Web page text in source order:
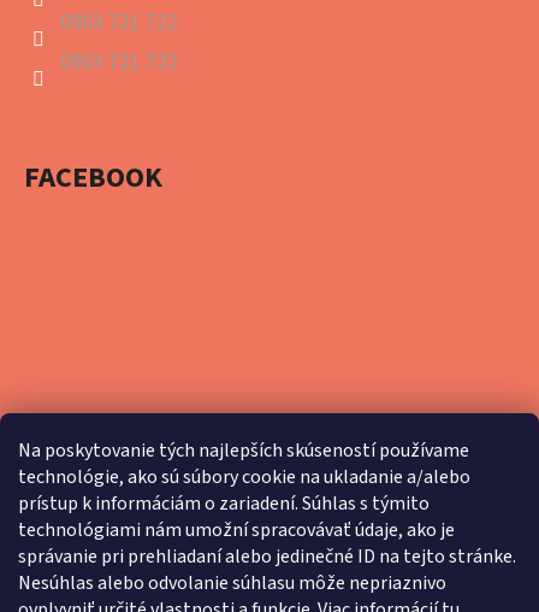
Na poskytovanie tých najlepších skúseností používame
technológie, ako sú súbory cookie na ukladanie a/alebo
prístup k informáciám o zariadení. Súhlas s týmito
technológiami nám umožní spracovávať údaje, ako je
správanie pri prehliadaní alebo jedinečné ID na tejto stránke.
Nesúhlas alebo odvolanie súhlasu môže nepriaznivo
0903 721 722
0903 721 722
FACEBOOK